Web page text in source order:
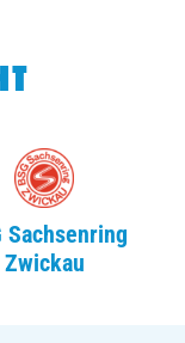
Sachsenring
Zwickau